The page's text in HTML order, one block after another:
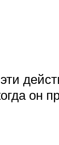
он